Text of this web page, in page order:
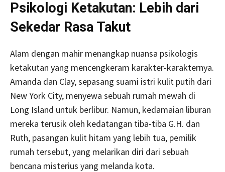
Psikologi Ketakutan: Lebih dari
Sekedar Rasa Takut
Alam dengan mahir menangkap nuansa psikologis
ketakutan yang mencengkeram karakter-karakternya.
Amanda dan Clay, sepasang suami istri kulit putih dari
New York City, menyewa sebuah rumah mewah di
Long Island untuk berlibur. Namun, kedamaian liburan
mereka terusik oleh kedatangan tiba-tiba G.H. dan
Ruth, pasangan kulit hitam yang lebih tua, pemilik
rumah tersebut, yang melarikan diri dari sebuah
bencana misterius yang melanda kota.